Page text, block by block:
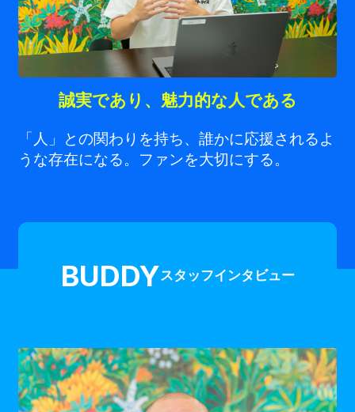
誠実であり、魅力的な人である
「人」との関わりを持ち、誰かに応援されるよ
うな存在になる。ファンを大切にする。
BUDDYスタッフインタビュー